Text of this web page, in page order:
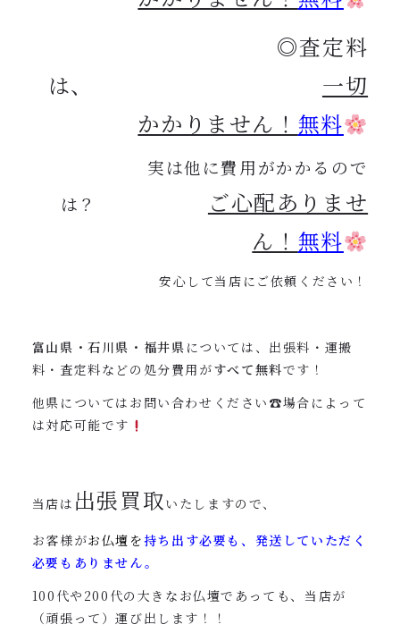
◎査定料
は、 一切
かかりません！ 無料
実は他に費用がかかるので
は？
ご心配ありませ
ん！ 無料
安心して当店にご依頼ください！
富山県・石川県・福井県 については、出張料・運搬
料・査定料などの処分費用がすべて無料です！
他県についてはお問い合わせください☎︎場合によって
は対応可能です
当店は 出張買取いたしますので、
お客様がお仏壇を持ち出す必要も、発送していただく
必要もありません。
100代や200代の大きなお仏壇であっても、当店が
（頑張って）運び出します！！